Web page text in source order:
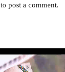
to post a comment.